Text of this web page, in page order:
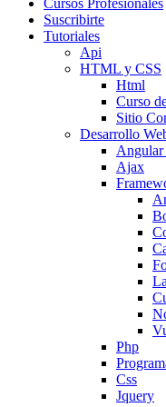
Cursos Profesionales
Suscribirte
Tutoriales
Api
HTML y CSS
Html
Curso
Sitio
Desarrollo
Angular
Ajax
Php
Css
Jquery